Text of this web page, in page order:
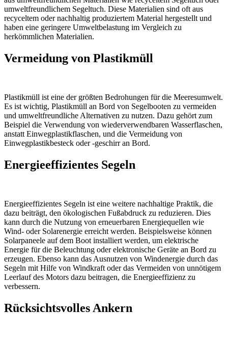
umweltfreundlichem Segeltuch. Diese Materialien sind oft aus
recyceltem oder nachhaltig produziertem Material hergestellt und
haben eine geringere Umweltbelastung im Vergleich zu
herkömmlichen Materialien.
Vermeidung von Plastikmüll
Plastikmüll ist eine der größten Bedrohungen für die Meeresumwelt.
Es ist wichtig, Plastikmüll an Bord von Segelbooten zu vermeiden
und umweltfreundliche Alternativen zu nutzen. Dazu gehört zum
Beispiel die Verwendung von wiederverwendbaren Wasserflaschen,
anstatt Einwegplastikflaschen, und die Vermeidung von
Einwegplastikbesteck oder -geschirr an Bord.
Energieeffizientes Segeln
Energieeffizientes Segeln ist eine weitere nachhaltige Praktik, die
dazu beiträgt, den ökologischen Fußabdruck zu reduzieren. Dies
kann durch die Nutzung von erneuerbaren Energiequellen wie
Wind- oder Solarenergie erreicht werden. Beispielsweise können
Solarpaneele auf dem Boot installiert werden, um elektrische
Energie für die Beleuchtung oder elektronische Geräte an Bord zu
erzeugen. Ebenso kann das Ausnutzen von Windenergie durch das
Segeln mit Hilfe von Windkraft oder das Vermeiden von unnötigem
Leerlauf des Motors dazu beitragen, die Energieeffizienz zu
verbessern.
Rücksichtsvolles Ankern